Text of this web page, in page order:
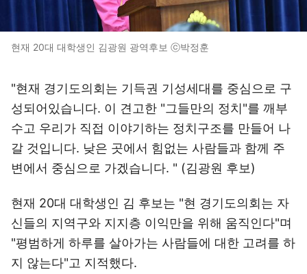
현재 20대 대학생인 김광원 광역후보 ⓒ박정훈
"현재 경기도의회는 기득권 기성세대를 중심으로 구
성되어있습니다. 이 견고한 "그들만의 정치"를 깨부
수고 우리가 직접 이야기하는 정치구조를 만들어 나
갈 것입니다. 낮은 곳에서 힘없는 사람들과 함께 주
변에서 중심으로 가겠습니다. " (김광원 후보)
현재 20대 대학생인 김 후보는 "현 경기도의회는 자
신들의 지역구와 지지층 이익만을 위해 움직인다"며
"평범하게 하루를 살아가는 사람들에 대한 고려를 하
지 않는다"고 지적했다.